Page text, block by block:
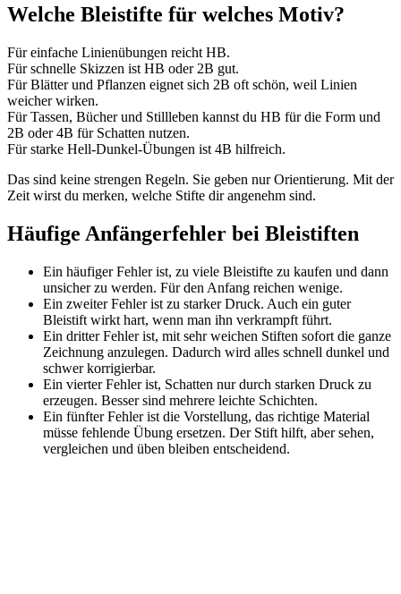
Welche Bleistifte für welches Motiv?
Für einfache Linienübungen reicht HB.
Für schnelle Skizzen ist HB oder 2B gut.
Für Blätter und Pflanzen eignet sich 2B oft schön, weil Linien
weicher wirken.
Für Tassen, Bücher und Stillleben kannst du HB für die Form und
2B oder 4B für Schatten nutzen.
Für starke Hell-Dunkel-Übungen ist 4B hilfreich.
Das sind keine strengen Regeln. Sie geben nur Orientierung. Mit der
Zeit wirst du merken, welche Stifte dir angenehm sind.
Häufige Anfängerfehler bei Bleistiften
Ein häufiger Fehler ist, zu viele Bleistifte zu kaufen und dann
unsicher zu werden. Für den Anfang reichen wenige.
Ein zweiter Fehler ist zu starker Druck. Auch ein guter
Bleistift wirkt hart, wenn man ihn verkrampft führt.
Ein dritter Fehler ist, mit sehr weichen Stiften sofort die ganze
Zeichnung anzulegen. Dadurch wird alles schnell dunkel und
schwer korrigierbar.
Ein vierter Fehler ist, Schatten nur durch starken Druck zu
erzeugen. Besser sind mehrere leichte Schichten.
Ein fünfter Fehler ist die Vorstellung, das richtige Material
müsse fehlende Übung ersetzen. Der Stift hilft, aber sehen,
vergleichen und üben bleiben entscheidend.